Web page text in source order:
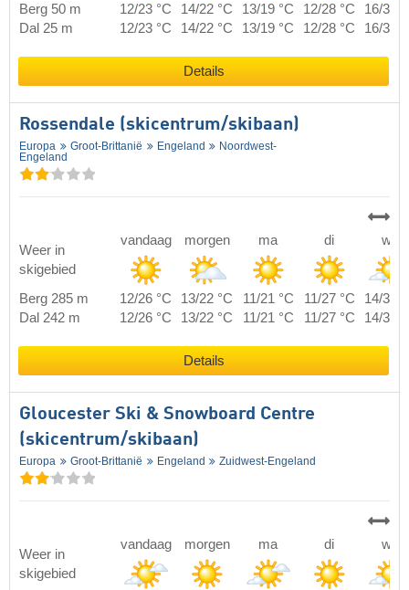
Berg 50 m 12/23 °C 14/22 °C 13/19 °C 12/28 °C
16/30
Dal 25 m
12/23 °C 14/22 °C 13/19 °C 12/28 °C 16/30
Details
Rossendale (skicentrum/skibaan)
Europa Groot-Brittanië Engeland
Noordwest-
Engeland
Weer in
skigebied
vandaag morgen ma di wo
Berg 285 m 12/26 °C 13/22 °C 11/21 °C 11/27 °C
14/31
Dal 242 m
12/26 °C 13/22 °C 11/21 °C 11/27 °C 14/31
Details
Gloucester Ski & Snowboard Centre
(skicentrum/skibaan)
Europa Groot-Brittanië Engeland Zuidwest-Engeland
Weer in
skigebied
vandaag morgen ma di wo